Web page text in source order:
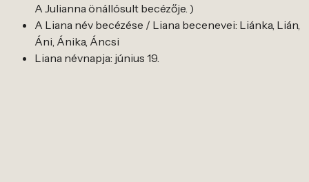
A Julianna önállósult becézője. )
A Liana név becézése / Liana becenevei: Liánka, Lián,
Áni, Ánika, Áncsi
Liana névnapja: június 19.